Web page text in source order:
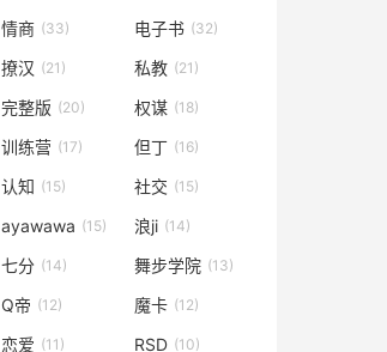
情商 (33) 电子书 (32)
撩汉 (21) 私教 (21)
完整版 (20) 权谋 (18)
训练营 (17) 但丁 (16)
认知 (15) 社交 (15)
ayawawa (15) 浪ji (14)
七分 (14) 舞步学院 (13)
Q帝 (12) 魔卡 (12)
恋爱 (11) RSD (10)